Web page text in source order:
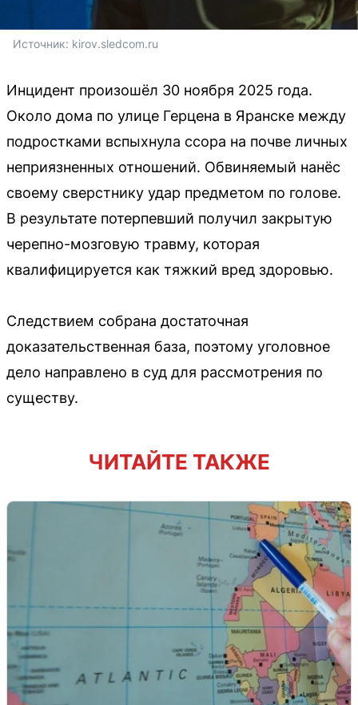
Источник: kirov.sledcom.ru
Инцидент произошёл 30 ноября 2025 года.
Около дома по улице Герцена в Яранске между
подростками вспыхнула ссора на почве личных
неприязненных отношений. Обвиняемый нанёс
своему сверстнику удар предметом по голове.
В результате потерпевший получил закрытую
черепно-мозговую травму, которая
квалифицируется как тяжкий вред здоровью.
Следствием собрана достаточная
доказательственная база, поэтому уголовное
дело направлено в суд для рассмотрения по
существу.
ЧИТАЙТЕ ТАКЖЕ